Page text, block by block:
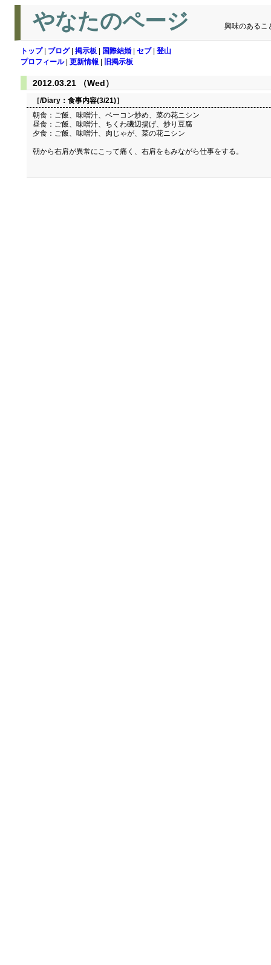
やなたのページ 興味のあるこ
トップ| ブログ| 掲示板 国際結婚 セブ| 登山
プロフィール| 更新情報 旧掲示板
2012.03.21 （Wed）
［/Diary： 食事内容(3/21)］
朝食：ご飯、味噌汁、ベーコン炒め、菜の花ニシン
昼食：ご飯、味噌汁、ちくわ磯辺揚げ、炒り豆腐
夕食：ご飯、味噌汁、肉じゃが、菜の花ニシン
朝から右肩が異常にこって痛く、右肩をもみながら仕事をする。